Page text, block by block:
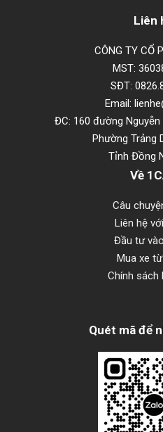
Liên
CÔNG TY CỔ
MST:
SĐT:
Email:
ĐC: 160 đường Nguyễn
Phường Trảng
Tỉnh Đồng
Về
Câu
Liên hệ
Đầu tư
Mua xe
Chính sách
Quét mã để